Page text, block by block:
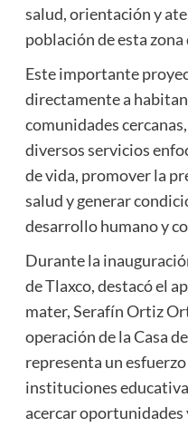
salud, orientación y
población de esta
Este importante
directamente a
comunidades
diversos servicios
de vida, promover la
salud y generar
desarrollo humano y
Durante la
de Tlaxco, destacó el
mater, Serafín Ortiz
operación de la Casa
representa un
instituciones
acercar oportunidades